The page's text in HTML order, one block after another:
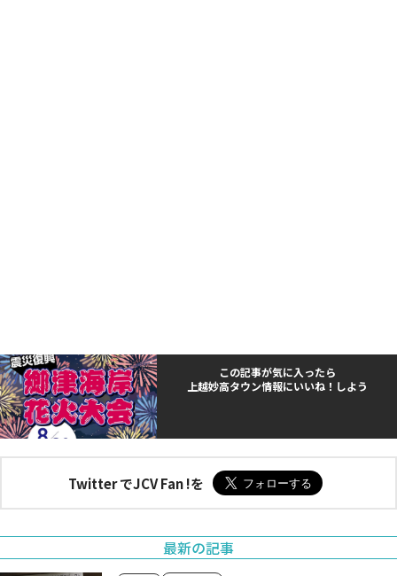
この記事が気に入ったら
上越妙高タウン情報にいいね！しよう
Twitter でJCV Fan !を
最新の記事